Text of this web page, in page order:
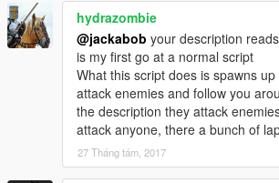
hydrazombie
@jackabob your description
is my first go at a normal script
What this script does is spawns
attack enemies and follow you
the description they attack
attack anyone, there a bunch of
27 Tháng tám, 2017